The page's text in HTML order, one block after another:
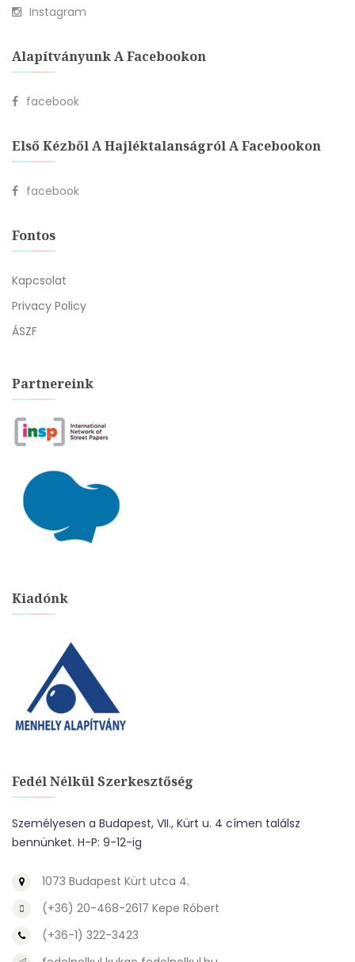
Instagram
Alapítványunk A Facebookon
facebook
Első Kézből A Hajléktalanságról A Facebookon
facebook
Fontos
Kapcsolat
Privacy Policy
ÁSZF
Partnereink
Kiadónk
Fedél Nélkül Szerkesztőség
Személyesen a Budapest, VII., Kürt u. 4 címen találsz
bennünket. H-P: 9-12-ig
1073 Budapest Kürt utca 4.
(+36) 20-468-2617 Kepe Róbert
(+36-1) 322-3423